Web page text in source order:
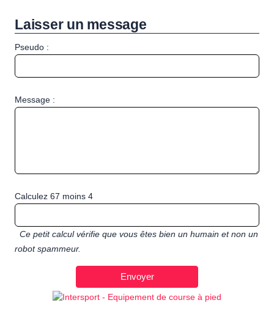
Laisser un message
Pseudo :
Message :
Calculez 67 moins 4
Ce petit calcul vérifie que vous êtes bien un humain et non un
robot spammeur.